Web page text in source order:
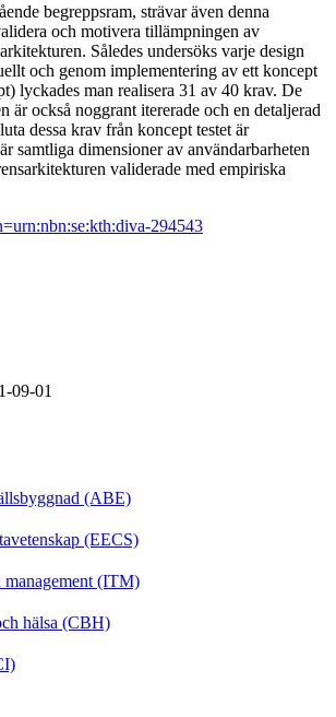
begreppsram, strävar även denna
och motivera tillämpningen av
Således undersöks varje design
och genom implementering av ett koncept
lyckades man realisera 31 av 40 krav. De
är också noggrant itererade och en detaljerad
dessa krav från koncept testet är
samtliga dimensioner av användarbarheten
validerade med empiriska
294543
09-01
(ABE)
(EECS)
(ITM)
hälsa (CBH)